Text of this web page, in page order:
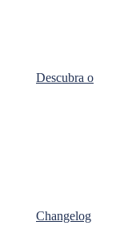
Descubra o
Changelog